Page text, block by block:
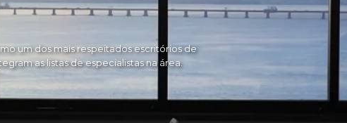
um dos mais respeitados escritórios de
as listas de especialistas na área.